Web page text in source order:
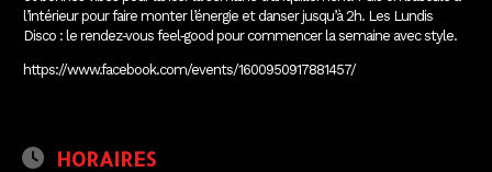
l’intérieur pour faire monter l’énergie et danser jusqu’à 2h. Les Lundis
Disco : le rendez‑vous feel‑good pour commencer la semaine avec style.
https://www.facebook.com/events/1600950917881457/
HORAIRES